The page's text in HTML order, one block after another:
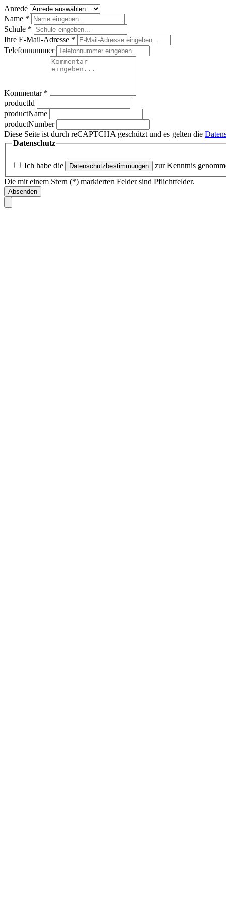
Anrede
Name *
Schule *
Ihre E-Mail-Adresse *
Telefonnummer
Kommentar *
productId
productName
productNumber
Diese Seite ist durch reCAPTCHA geschützt und es gelten die
Datenschutz
Ich habe die Datenschutzbestimmungen
zur Kenntnis
Die mit einem Stern (*) markierten Felder sind Pflichtfelder.
Absenden